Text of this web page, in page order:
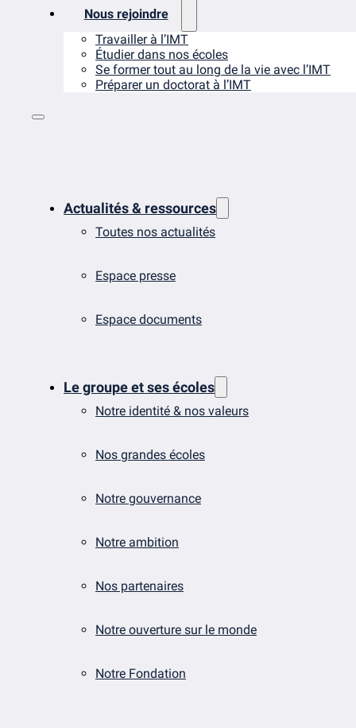
Nous rejoindre
Travailler à l’IMT
Étudier dans nos écoles
Se former tout au long de la vie avec l’IMT
Préparer un doctorat à l’IMT
Actualités & ressources
Toutes nos actualités
Espace presse
Espace documents
Le groupe et ses écoles
Notre identité & nos valeurs
Nos grandes écoles
Notre gouvernance
Notre ambition
Nos partenaires
Notre ouverture sur le monde
Notre Fondation